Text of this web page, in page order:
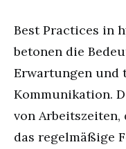
Best Practices in
betonen die
Erwartungen und
Kommunikation.
von Arbeitszeiten,
das regelmäßige